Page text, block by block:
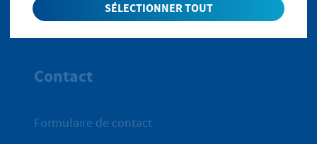
Contact
Formulaire de contact
SÉLECTIONNER TOUT